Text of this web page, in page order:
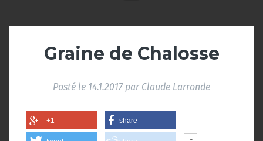
Graine de Chalosse
Posté le 14.1.2017par Claude Larronde
+1 share